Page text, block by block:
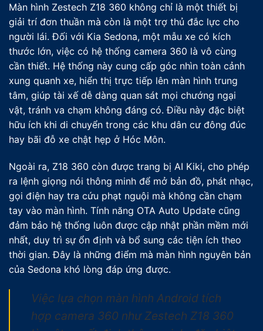
Màn hình Zestech Z18 360 không chỉ là một thiết bị
giải trí đơn thuần mà còn là một trợ thủ đắc lực cho
người lái. Đối với Kia Sedona, một mẫu xe có kích
thước lớn, việc có hệ thống camera 360 là vô cùng
cần thiết. Hệ thống này cung cấp góc nhìn toàn cảnh
xung quanh xe, hiển thị trực tiếp lên màn hình trung
tâm, giúp tài xế dễ dàng quan sát mọi chướng ngại
vật, tránh va chạm không đáng có. Điều này đặc biệt
hữu ích khi di chuyển trong các khu dân cư đông đúc
hay bãi đỗ xe chật hẹp ở Hóc Môn.
Ngoài ra, Z18 360 còn được trang bị AI Kiki, cho phép
ra lệnh giọng nói thông minh để mở bản đồ, phát nhạc,
gọi điện hay tra cứu phạt nguội mà không cần chạm
tay vào màn hình. Tính năng OTA Auto Update cũng
đảm bảo hệ thống luôn được cập nhật phần mềm mới
nhất, duy trì sự ổn định và bổ sung các tiện ích theo
thời gian. Đây là những điểm mà màn hình nguyên bản
của Sedona khó lòng đáp ứng được.
Việc lựa chọn màn hình Android tích
hợp camera 360 như Zestech Z18 360